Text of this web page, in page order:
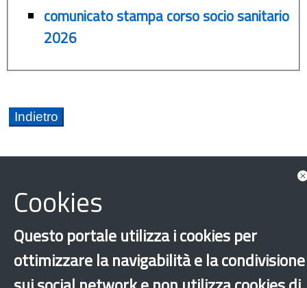
comunicato stampa corso socio sanitario
2026
Fondo Asilo Migrazione Integrazione - FAMI
Formazione e tirocini
Integrazione Salute
Cookies
Questo portale utilizza i cookies per
ottimizzare la navigabilità e la condivisione